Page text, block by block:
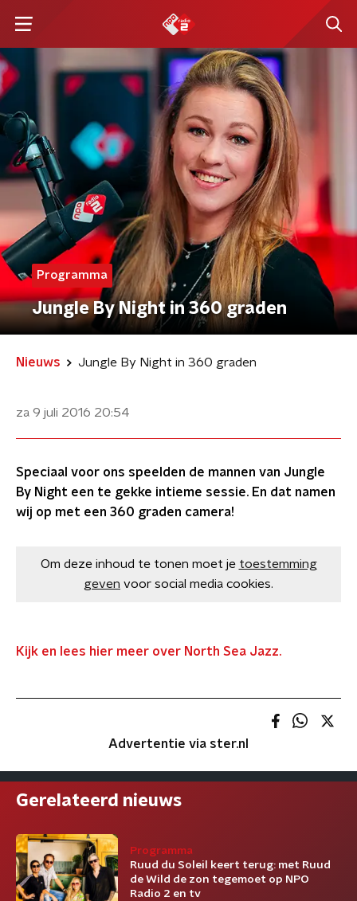
Programma
Jungle By Night in 360 graden
Nieuws Jungle By Night in 360 graden
za 9 juli 2016 20:54
Speciaal voor ons speelden de mannen van Jungle
By Night een te gekke intieme sessie. En dat namen
wij op met een 360 graden camera!
Om deze inhoud te tonen moet je toestemming
geven voor social media cookies.
Kijk en lees hier meer over North Sea Jazz.
Advertentie via ster.nl
Gerelateerd nieuws
Programma
Ruud du Soleil keert terug: met Ruud
de Wild de zon tegemoet op NPO
Radio 2 en tv